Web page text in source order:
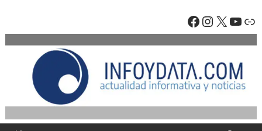
content
Facebook
X